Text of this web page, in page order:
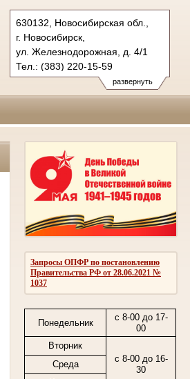
развернуть
630132, Новосибирская обл.,
г. Новосибирск,
ул. Железнодорожная, д. 4/1
Тел.: (383) 220-15-59
zheleznodorozhny.nsk@sudrf.ru
Запросы ОПФР по постановлению
Правительства РФ от 28.06.2021 №
1037
Понедельник
с 8-00 до 17-
00
Вторник
с 8-00 до 16-
30
Среда